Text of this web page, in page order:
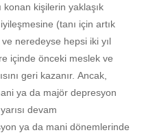
konan kişilerin yaklaşık
(tanı için artık
neredeyse hepsi iki yıl
içinde önceki meslek ve
geri kazanır. Ancak,
ya da majör depresyon
devam
ya da mani dönemlerinde